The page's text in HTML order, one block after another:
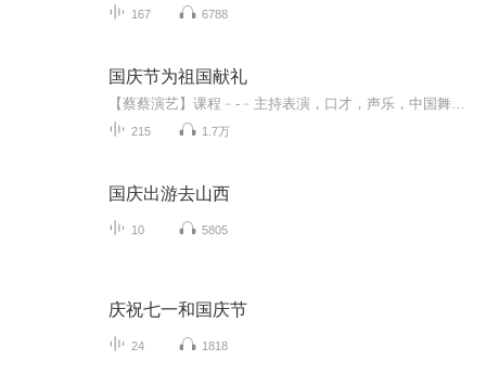
167 6788
国庆节为祖国献礼
215 1.7万
国庆出游去山西
10 5805
庆祝七一和国庆节
24 1818